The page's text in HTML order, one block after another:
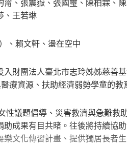
、張震嶽、張國璽、陳柏霖、
、王若琳
、賴文軒、盪在空中
財團法人臺北市志玲姊姊慈善
療資源、扶助經濟弱勢學童的教
議題倡導、災害救濟與急難救
成果有目共睹。往後將持續協
文化傳習計畫、提供獨居長者生